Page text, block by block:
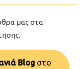
μας στα
Blog στo